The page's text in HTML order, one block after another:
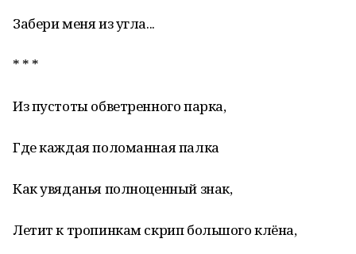
Забери меня из угла...
* * *
Из пустоты обветренного парка,
Где каждая поломанная палка
Как увяданья полноценный знак,
Летит к тропинкам скрип большого клёна,